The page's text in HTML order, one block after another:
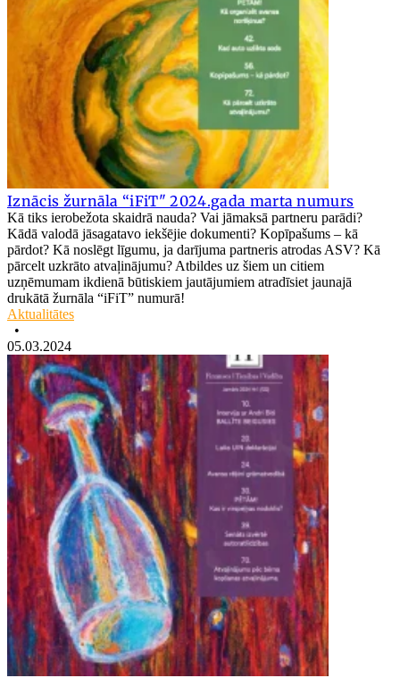
Iznācis žurnāla “iFiT" 2024.gada marta numurs
Kā tiks ierobežota skaidrā nauda? Vai jāmaksā partneru parādi?
Kādā valodā jāsagatavo iekšējie dokumenti? Kopīpašums – kā
pārdot? Kā noslēgt līgumu, ja darījuma partneris atrodas ASV? Kā
pārcelt uzkrāto atvaļinājumu? Atbildes uz šiem un citiem
uzņēmumam ikdienā būtiskiem jautājumiem atradīsiet jaunajā
drukātā žurnāla “iFiT” numurā!
Aktualitātes
•
05.03.2024